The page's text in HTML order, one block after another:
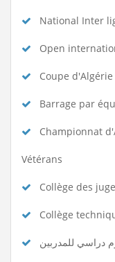
National Inter
Open
Coupe d'Algérie
Barrage par
Championnat
Vétérans
Collège des
Collège
دراسي للمدربين